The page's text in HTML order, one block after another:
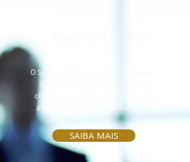
O Sindicato Empresarial de Hotelaria e
Gastronomia dos Campos Gerais
oferece assessoria jurídica aos seus
associados com valor diferenciado.
SAIBA MAIS